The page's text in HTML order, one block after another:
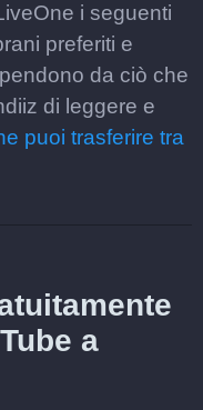
i seguenti
preferiti e
da ciò che
di leggere e
puoi trasferire tra
a